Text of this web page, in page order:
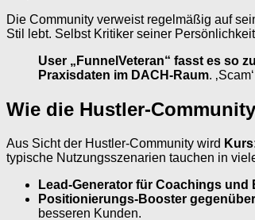
Die Community verweist regelmäßig auf
Stil lebt. Selbst Kritiker seiner
User „FunnelVeteran“ fasst es so
Praxisdaten im DACH-Raum.
Wie die Hustler-
Aus Sicht der Hustler-Community wird
typische Nutzungsszenarien tauchen in
Lead-Generator für Coachings und
Positionierungs-Booster
besseren Kunden.